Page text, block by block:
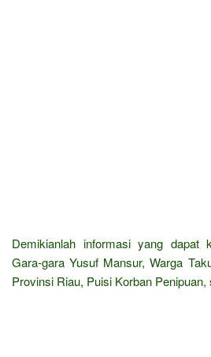
Demikianlah informasi yang dapat
Gara-gara Yusuf Mansur, Warga
Provinsi Riau, Puisi Korban